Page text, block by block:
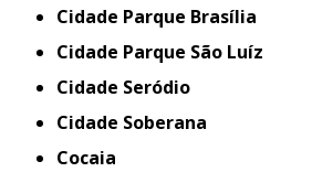
Cidade Parque Brasília
Cidade Parque São Luíz
Cidade Seródio
Cidade Soberana
Cocaia